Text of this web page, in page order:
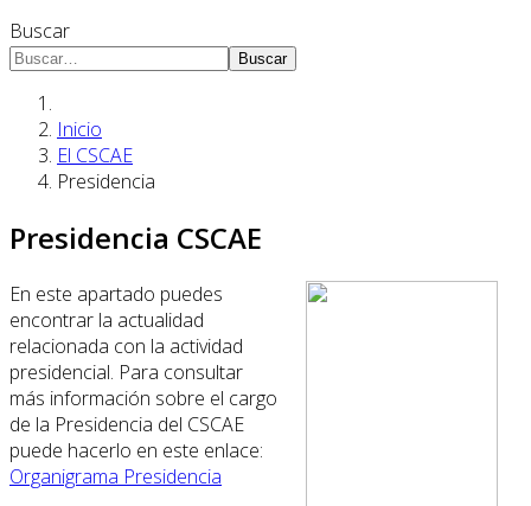
Buscar
Buscar
Inicio
El CSCAE
Presidencia
Presidencia CSCAE
En este apartado puedes
encontrar la actualidad
relacionada con la actividad
presidencial. Para consultar
más información sobre el cargo
de la Presidencia del CSCAE
puede hacerlo en este enlace:
Organigrama Presidencia